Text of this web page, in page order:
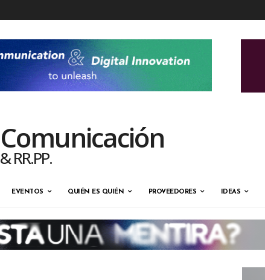
Comunicación
& RR.PP.
EVENTOS QUIÉN ES QUIÉN PROVEEDORES IDEAS